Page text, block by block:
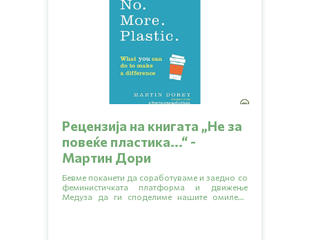
Рецензија на книгата „Hе за
повеќе пластика...“ -
Мартин Дори
Бевме поканети да соработуваме и заедно со
феминистичката платформа и движење
Медуза да ги споделиме нашите омилени